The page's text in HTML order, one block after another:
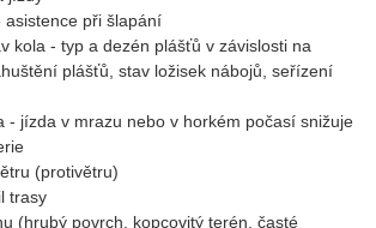
asistence při šlapání
kola - typ a dezén plášťů v závislosti na
plášťů, stav ložisek nábojů, seřízení
- jízda v mrazu nebo v horkém počasí snižuje
(protivětru)
trasy
(hrubý povrch, kopcovitý terén, časté